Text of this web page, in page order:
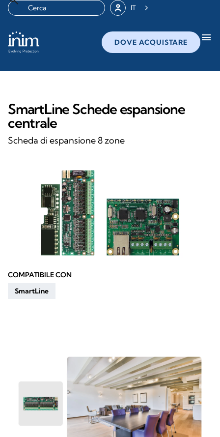
IT
DOVE ACQUISTARE menu
SmartLine Schede espansione
centrale
Scheda di espansione 8 zone
COMPATIBILE CON
SmartLine